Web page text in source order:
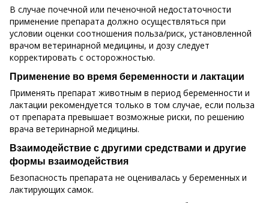
В случае почечной или печеночной недостаточности
применение препарата должно осуществляться при
условии оценки соотношения польза/риск, установленной
врачом ветеринарной медицины, и дозу следует
корректировать с осторожностью.
Применение во время беременности и лактации
Применять препарат животным в период беременности и
лактации рекомендуется только в том случае, если польза
от препарата превышает возможные риски, по решению
врача ветеринарной медицины.
Взаимодействие с другими средствами и другие
формы взаимодействия
Безопасность препарата не оценивалась у беременных и
лактирующих самок.